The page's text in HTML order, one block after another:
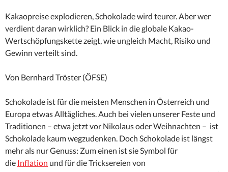
Kakaopreise explodieren, Schokolade wird teurer. Aber wer
verdient daran wirklich? Ein Blick in die globale Kakao-
Wertschöpfungskette zeigt, wie ungleich Macht, Risiko und
Gewinn verteilt sind.
Von Bernhard Tröster (ÖFSE)
Schokolade ist für die meisten Menschen in Österreich und
Europa etwas Alltägliches. Auch bei vielen unserer Feste und
Traditionen – etwa jetzt vor Nikolaus oder Weihnachten – ist
Schokolade kaum wegzudenken. Doch Schokolade ist längst
mehr als nur Genuss: Zum einen ist sie Symbol für
die Inflation und für die Tricksereien von